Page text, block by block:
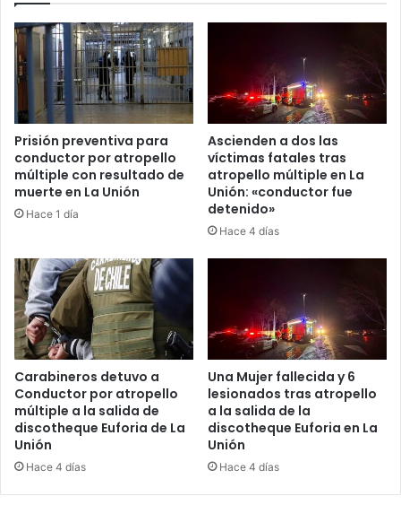
Prisión preventiva para
conductor por atropello
múltiple con resultado de
muerte en La Unión
Hace 1 día
Ascienden a dos las
víctimas fatales tras
atropello múltiple en La
Unión: «conductor fue
detenido»
Hace 4 días
Carabineros detuvo a
Conductor por atropello
múltiple a la salida de
discotheque Euforia de La
Unión
Hace 4 días
Una Mujer fallecida y 6
lesionados tras atropello
a la salida de la
discotheque Euforia en La
Unión
Hace 4 días